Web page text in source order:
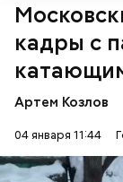
кадры с
Артем Козлов
04 января 11:44